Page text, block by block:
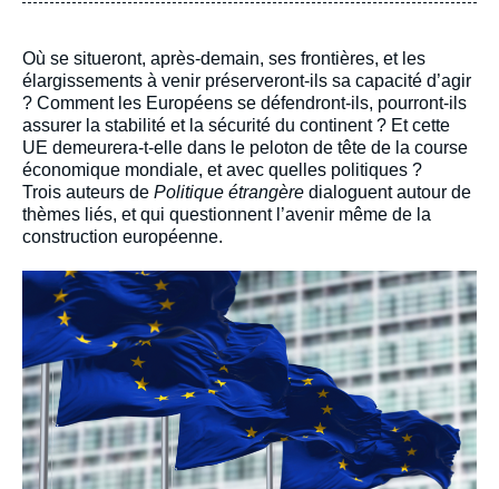
Où se situeront, après-demain, ses frontières, et les
élargissements à venir préserveront-ils sa capacité d’agir
? Comment les Européens se défendront-ils, pourront-ils
assurer la stabilité et la sécurité du continent ? Et cette
UE demeurera-t-elle dans le peloton de tête de la course
économique mondiale, et avec quelles politiques ?
Trois auteurs de Politique étrangère dialoguent autour de
thèmes liés, et qui questionnent l’avenir même de la
construction européenne.
Image